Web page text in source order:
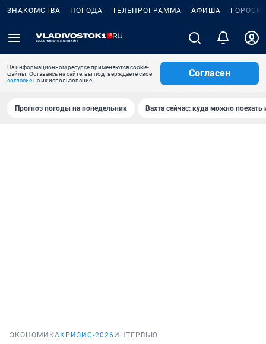
ЗНАКОМСТВА ПОГОДА ТЕЛЕПРОГРАММА АФИША
На информационном ресурсе применяются cookie-
файлы. Оставаясь на сайте, вы подтверждаете свое
согласиена их использование.
Согласен
Прогноз погоды на понедельник Вахта сейчас: куда можно поехать
ЭКОНОМИКА КРИЗИС-2026 ИНТЕРВЬЮ